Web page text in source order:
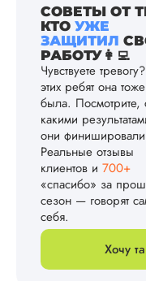
СОВЕТЫ ОТ
КТО УЖЕ
ЗАЩИТИЛ
РАБОТУ👩‍💻
Чувствуете
этих ребят она тоже
была. Посмотрите,
какими
они
Реальные отзывы
клиентов и 700+
«спасибо» за
сезон — говорят
себя.
Хочу